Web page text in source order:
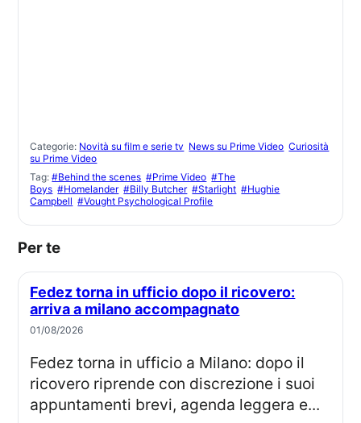
Categorie: Novità su film e serie tv News su Prime Video Curiosità
su Prime Video
Tag:#Behind the scenes #Prime Video #The
Boys #Homelander #Billy Butcher #Starlight #Hughie
Campbell #Vought Psychological Profile
Per te
Fedez torna in ufficio dopo il ricovero:
arriva a milano accompagnato
01/08/2026
Fedez torna in ufficio a Milano: dopo il
ricovero riprende con discrezione i suoi
appuntamenti brevi, agenda leggera e...